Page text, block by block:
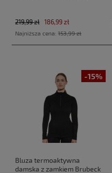
186,99 zł
219,99 zł
Najniższa cena:153,99 zł
-15%
Bluza termoaktywna
damska z zamkiem Brubeck